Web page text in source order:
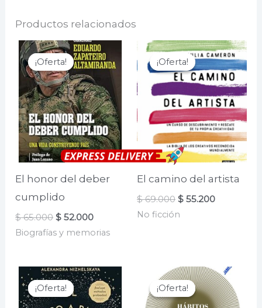
Productos relacionados
¡Oferta!
¡Oferta!
El honor del deber
cumplido
$65.000 El
original
$ 52.000El
precio
actual
Biografías y memorias
¡Oferta!
¡Oferta!
El camino del artista
$69.000 El
original
$ 55.200El
No ficción
¡Oferta!
¡Oferta! ¡Oferta!
¡Oferta!